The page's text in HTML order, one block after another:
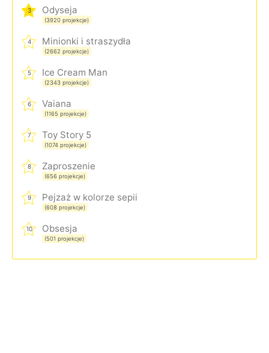
3 Odyseja
(3920 projekcje)
4 Minionki i straszydła
(2662 projekcje)
5 Ice Cream Man
(2343 projekcje)
6 Vaiana
(1165 projekcje)
7 Toy Story 5
(1074 projekcje)
8 Zaproszenie
(656 projekcje)
9 Pejzaż w kolorze sepii
(608 projekcje)
10 Obsesja
(501 projekcje)